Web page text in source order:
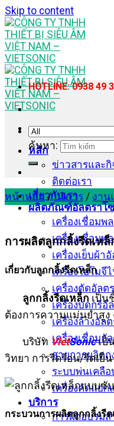
Skip to content
หลัก
ข่าวสารและกิ
ติดต่อเรา
เกี่ยวกับเรา
ผลิตภัณฑ์อัลตราโ
เครื่องเชื่อมพ
เครื่องเชื่อม
เครื่องเย็บผ้า
เครื่องโฮโมจี
เครื่องตัดอัลต
เครื่องบัดกรีอั
เครื่องล้างอัล
เครื่องเชื่อมอั
สายการผลิตถุ
ระบบพ่นเคลื
เครื่องคัดแย
บริการ
การฝึกอบรมส
HOTLINE: 0938 49
ค้นหา:
หน้าหลัก / บริการ / งาน
การผลิตลูกกลิ้งรีดเห
เกี่ยวกับลูกกลิ้งรีดเหล็ก
ลูกกลิ้งรีดเหล็ก เป็น
ต้องการความแม่นยำสู
บริษัท VietSonicเป็
วิทยา การรีดร้อน/รีดเย็
กระบวนการผลิตลูกกลิ้งรี